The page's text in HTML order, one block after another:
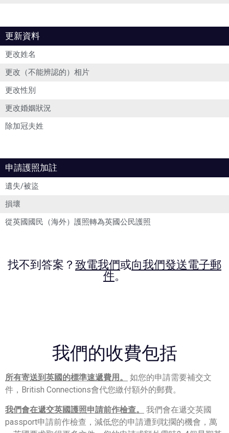
更新資料
更改姓名
更改（不能辨認的）相片
更改性別
更改婚姻狀況
除加冠夫姓
申請護照加註
遺失/被盜
損壞
從英國國民（海外）護照轉為英國公民護照
找不到答案？ 致電我們或向我們發送電子郵
件。
我們的收費包括
所有寄送到英國的標準速遞費用。
如您的申請需要補交文
件，British Connections會代您繳付額外的郵費。
我們會在遞交英國護照申請前作檢查。
我們會在遞交英國
passport申請前作檢查，減低您的申請遭到耽擱的機會，萬